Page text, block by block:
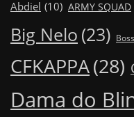
Abdiel (10) ARMY SQUAD
Big Nelo (23)
CFKAPPA(28)
Dama do